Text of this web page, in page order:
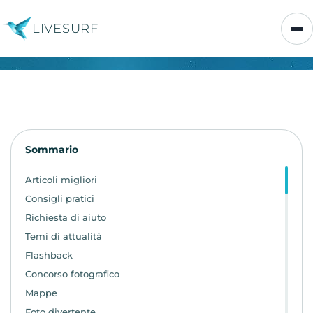
LIVESURF
Sommario
Articoli migliori
Consigli pratici
Richiesta di aiuto
Temi di attualità
Flashback
Concorso fotografico
Mappe